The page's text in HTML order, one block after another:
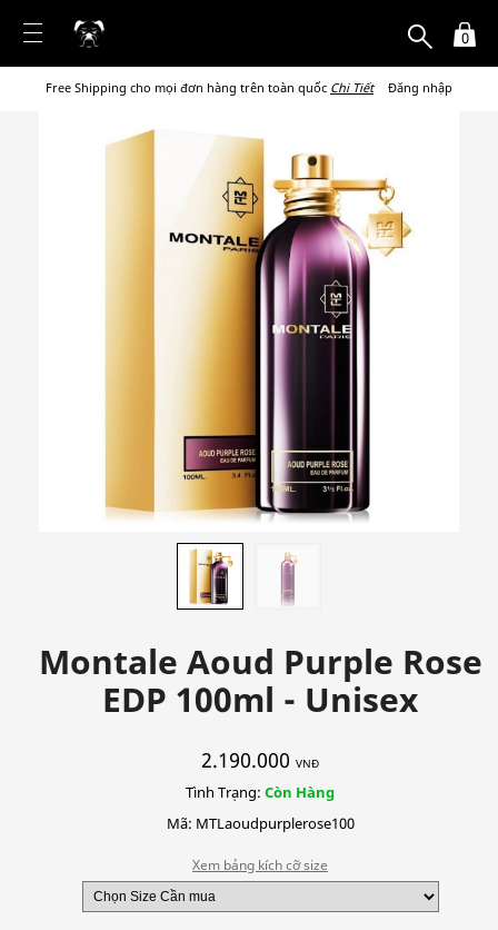
0
Free Shipping cho mọi đơn hàng trên toàn quốc Chi Tiết Đăng nhập
Montale Aoud Purple Rose
EDP 100ml - Unisex
2.190.000 VNĐ
Tình Trạng: Còn Hàng
Mã: MTLaoudpurplerose100
Xem bảng kích cỡ size